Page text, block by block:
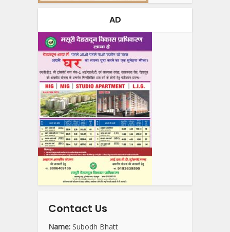
AD
Contact Us
Name: Subodh Bhatt